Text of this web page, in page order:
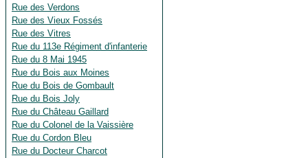
Rue des Verdons
Rue des Vieux Fossés
Rue des Vitres
Rue du 113e Régiment d'infanterie
Rue du 8 Mai 1945
Rue du Bois aux Moines
Rue du Bois de Gombault
Rue du Bois Joly
Rue du Château Gaillard
Rue du Colonel de la Vaissière
Rue du Cordon Bleu
Rue du Docteur Charcot